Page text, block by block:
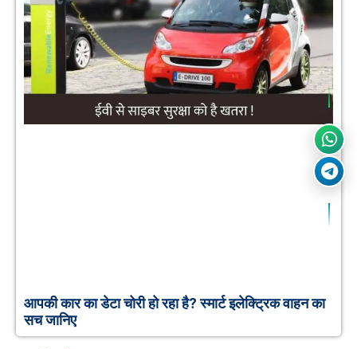
आपकी कार का डेटा चोरी हो रहा है? स्मार्ट इलेक्ट्रिक वाहन का
सच जानिए